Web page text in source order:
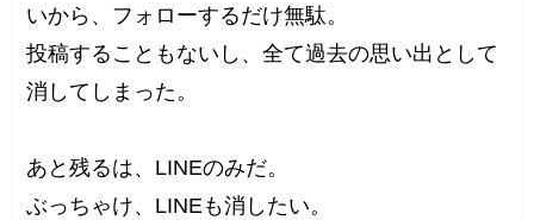
いから、フォローするだけ無駄。
投稿することもないし、全て過去の思い出として
消してしまった。
あと残るは、LINEのみだ。
ぶっちゃけ、LINEも消したい。